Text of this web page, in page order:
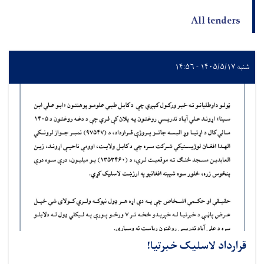
All tenders
شنبه ۱۴۰۵/۵/۱۷ - ۱۴:۵۶
قرارداد لاسلیک خبرتیا!